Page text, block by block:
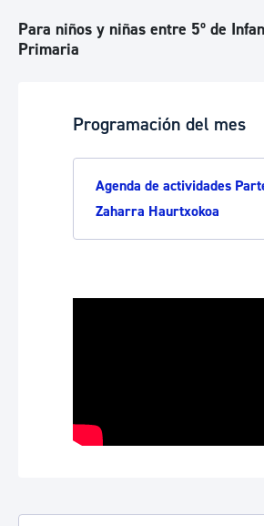
Para niños y niñas entre 5º de
Primaria
Programación del mes
Agenda de actividades
Zaharra Haurtxokoa